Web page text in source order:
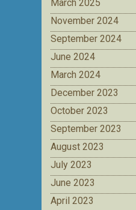
March 2025
November 2024
September 2024
June 2024
March 2024
December 2023
October 2023
September 2023
August 2023
July 2023
June 2023
April 2023